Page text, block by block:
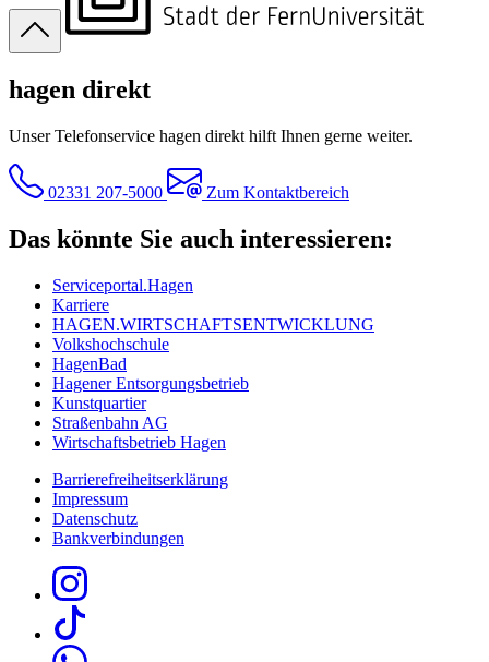
hagen direkt
Unser Telefonservice hagen direkt hilft Ihnen gerne weiter.
02331 207-5000 Zum Kontaktbereich
Das könnte Sie auch interessieren:
Serviceportal.Hagen
Karriere
HAGEN.WIRTSCHAFTSENTWICKLUNG
Volkshochschule
HagenBad
Hagener Entsorgungsbetrieb
Kunstquartier
Straßenbahn AG
Wirtschaftsbetrieb Hagen
Barrierefreiheitserklärung
Impressum
Datenschutz
Bankverbindungen